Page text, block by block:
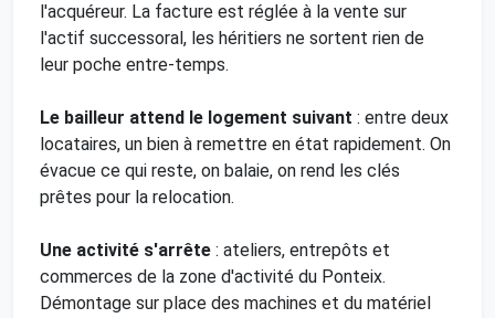
l'acquéreur. La facture est réglée à la vente sur
l'actif successoral, les héritiers ne sortent rien de
leur poche entre-temps.
Le bailleur attend le logement suivant : entre deux
locataires, un bien à remettre en état rapidement. On
évacue ce qui reste, on balaie, on rend les clés
prêtes pour la relocation.
Une activité s'arrête : ateliers, entrepôts et
commerces de la zone d'activité du Ponteix.
Démontage sur place des machines et du matériel